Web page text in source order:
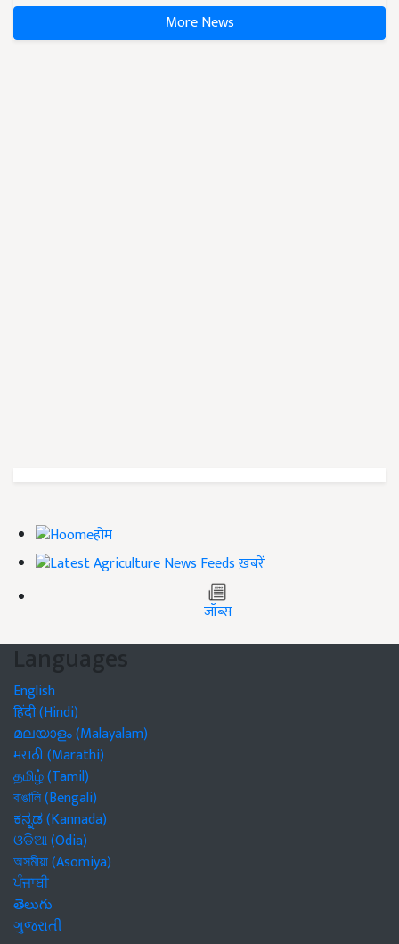
More News
होम
ख़बरें
जॉब्स
Languages
English
हिंदी (Hindi)
മലയാളം (Malayalam)
मराठी (Marathi)
தமிழ் (Tamil)
বাঙালি (Bengali)
ಕನ್ನಡ (Kannada)
ଓଡିଆ (Odia)
অসমীয়া (Asomiya)
ਪੰਜਾਬੀ
తెలుగు
ગુજરાતી